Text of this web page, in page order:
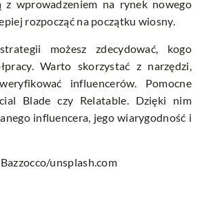
z wprowadzeniem na rynek nowego
rozpocząć na początku wiosny.
możesz zdecydować, kogo
Warto skorzystać z narzędzi,
influencerów. Pomocne
Blade czy Relatable. Dzięki nim
influencera, jego wiarygodność i
unsplash.com